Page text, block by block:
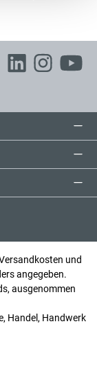
und
angegeben.
ausgenommen
Handel, Handwerk